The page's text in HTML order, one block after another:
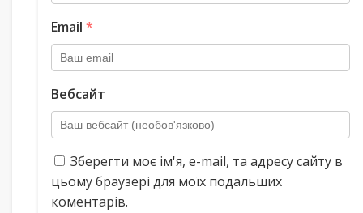
Email *
Вебсайт
Зберегти моє ім'я, e-mail, та адресу сайту в
цьому браузері для моїх подальших
коментарів.